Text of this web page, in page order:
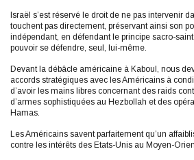
Israël s’est réservé le droit de ne pas intervenir
touchent pas directement, préservant ainsi son
indépendant, en défendant le principe sacro-
pouvoir se défendre, seul, lui-même.
Devant la débâcle américaine à Kaboul, nous
accords stratégiques avec les Américains à
d’avoir les mains libres concernant des raids
d’armes sophistiquées au Hezbollah et des
Hamas.
Les Américains savent parfaitement qu’un
contre les intérêts des Etats-Unis au Moyen-